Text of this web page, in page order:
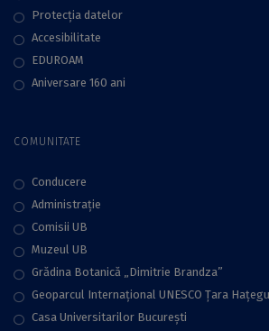
Protecţia datelor
Accesibilitate
EDUROAM
Aniversare 160 ani
COMUNITATE
Conducere
Administraţie
Comisii UB
Muzeul UB
Grădina Botanică „Dimitrie Brandza”
Geoparcul Internațional UNESCO Țara
Casa Universitarilor București